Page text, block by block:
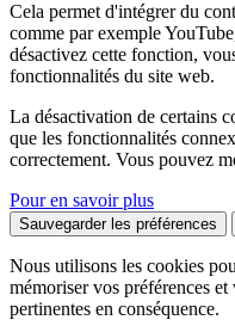
Cela permet d'intégrer du
comme par exemple
désactivez cette fonction,
fonctionnalités du site web.
La désactivation de certains
que les fonctionnalités
correctement. Vous pouvez
Pour en savoir plus
Sauvegarder les préférences
Nous utilisons les cookies
mémoriser vos préférences
pertinentes en conséquence.